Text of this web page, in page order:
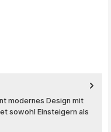
modernes Design mit
sowohl Einsteigern als